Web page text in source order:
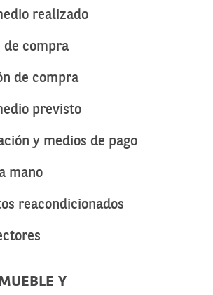
realizado
de compra
de compra
previsto
y medios de pago
mano
reacondicionados
Y